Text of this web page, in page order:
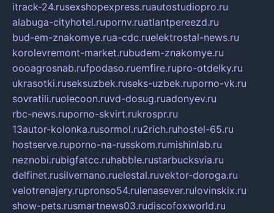
itrack-24.rusexshopexpress.ruautostudiopro.ru
alabuga-cityhotel.rupornv.ruatlantpereezd.ru
bud-em-znakomye.rua-cdc.ruelektrostal-news.ru
korolevremont-market.rubudem-znakomye.ru
oooagrosnab.rufpodaso.ruemfire.rupro-otdelky.ru
ukrasotki.ruseksuzbek.ruseks-uzbek.ruporno-vk.ru
sovratili.ruolecoon.ruvd-dosug.ruadonyev.ru
rbc-news.ruporno-skvirt.rukrospr.ru
13autor-kolonka.rusormol.ru2rich.ruhostel-65.ru
hostserve.ruporno-na-russkom.rumishinlab.ru
neznobi.rubigfatcc.ruhabble.rustarbucksvia.ru
delfinet.rusilvernano.ruelestal.ruvektor-doroga.ru
velotrenajery.rupronso54.rulenasever.rulovinskix.ru
show-pets.rusmartnews03.rudiscofoxworld.ru